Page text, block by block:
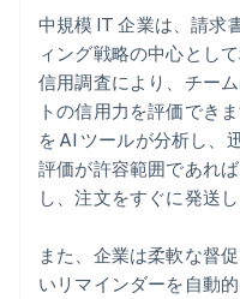
中規模 IT 企業は、請求
ィング戦略の中心とし
信用調査により、チー
トの信用力を評価でき
を AI ツールが分析し、
評価が許容範囲であれ
し、注文をすぐに発送し
また、企業は柔軟な督
いリマインダーを自動